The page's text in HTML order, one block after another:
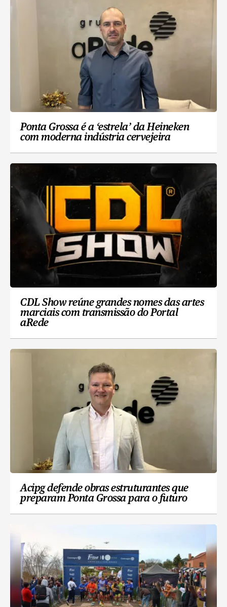
Ponta Grossa é a ‘estrela’ da Heineken
com moderna indústria cervejeira
CDL Show reúne grandes nomes das artes
marciais com transmissão do Portal
aRede
Acipg defende obras estruturantes que
preparam Ponta Grossa para o futuro